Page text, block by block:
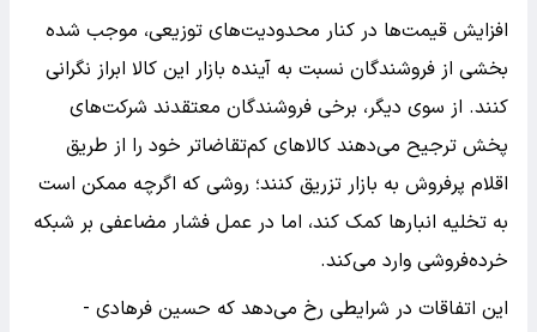
افزایش قیمت‌ها در کنار محدودیت‌های توزیعی، موجب شده
بخشی از فروشندگان نسبت به آینده بازار این کالا ابراز نگرانی
کنند. از سوی دیگر، برخی فروشندگان معتقدند شرکت‌های
پخش ترجیح می‌دهند کالاهای کم‌تقاضاتر خود را از طریق
اقلام پرفروش به بازار تزریق کنند؛ روشی که اگرچه ممکن است
به تخلیه انبارها کمک کند، اما در عمل فشار مضاعفی بر شبکه
خرده‌فروشی وارد می‌کند.
این اتفاقات در شرایطی رخ می‌دهد که حسین فرهادی -